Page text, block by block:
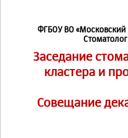
ФГБОУ ВО «Московский
Заседание
кластера и
Совещание